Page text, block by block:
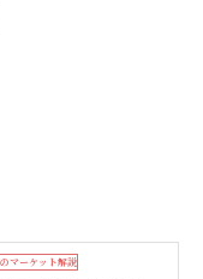
マーケット解説